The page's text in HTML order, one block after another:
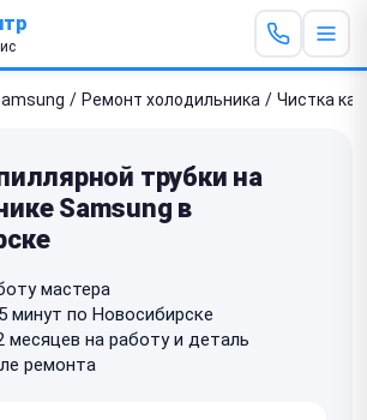
/ Ремонт холодильника / Чистка
трубки на
Samsung в
мастера
минут по Новосибирске
месяцев на работу и деталь
ремонта